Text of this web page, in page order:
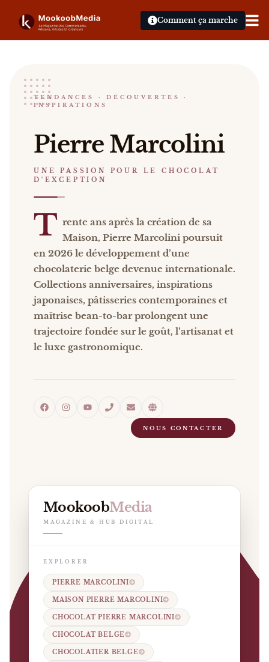
Comment ça marche
Maison Pierre Marcolini
UNE PASSION POUR LE CHOCOLAT D'EXCEPTION
Pierre Marcolini Trente ans après la création de
Catalogue :presse, vidéos, livres .
TENDANCES · DÉCOUVERTES ·
INSPIRATIONS
Pierre Marcolini
UNE PASSION POUR LE CHOCOLAT
D'EXCEPTION
T rente ans après la création de sa
Maison, Pierre Marcolini poursuit
en 2026 le développement d’une
chocolaterie belge devenue internationale.
Collections anniversaires, inspirations
japonaises, pâtisseries contemporaines et
maîtrise bean-to-bar prolongent une
trajectoire fondée sur le goût, l’artisanat et
le luxe gastronomique.
NOUS CONTACTER
MookoobMedia
MAGAZINE & HUB DIGITAL
EXPLORER
PIERRE MARCOLINI
MAISON PIERRE MARCOLINI
CHOCOLAT PIERRE MARCOLINI
CHOCOLAT BELGE
CHOCOLATIER BELGE